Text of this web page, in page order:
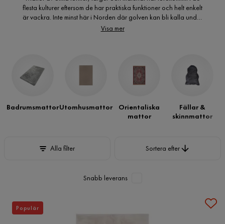
flesta kulturer eftersom de har praktiska funktioner och helt enkelt
är vackra. Inte minst här i Norden där golven kan bli kalla under
vinterhalvåret är mattorna en viktig del av inredningen i de flesta
Visa mer
BadrumsmattorUtomhusmattor
Orientaliska
mattor
Fällar &
skinnmattor
Alla filter Sortera efter
Snabb leverans
Populär